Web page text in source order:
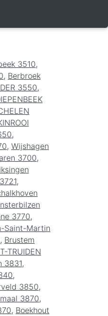
3510,
, Berbroek
3550,
,
, Wijshagen
3700,
,
3770,
Saint-Martin
, Brustem
TRUIDEN
3831,
,
3850,
3870,
, Boekhout